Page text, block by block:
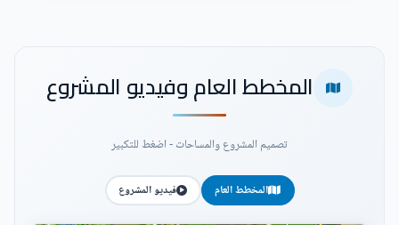
المخطط العام وفيديو المشروع
تصميم المشروع والمساحات - اضغط للتكبير
المخطط العام فيديو المشروع